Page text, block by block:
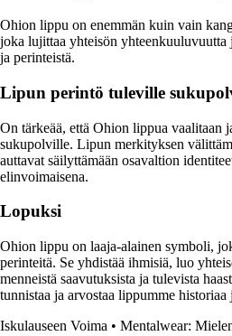
Ohion lippu on enemmän kuin vain
joka lujittaa yhteisön yhteenkuuluvuutta
ja perinteistä.
Lipun perintö tuleville
On tärkeää, että Ohion lippua vaalitaan
sukupolville. Lipun merkityksen
auttavat säilyttämään osavaltion
elinvoimaisena.
Lopuksi
Ohion lippu on laaja-alainen symboli,
perinteitä. Se yhdistää ihmisiä, luo
menneistä saavutuksista ja tulevista
tunnistaa ja arvostaa lippumme historiaa
Iskulauseen Voima • Mentalwear: